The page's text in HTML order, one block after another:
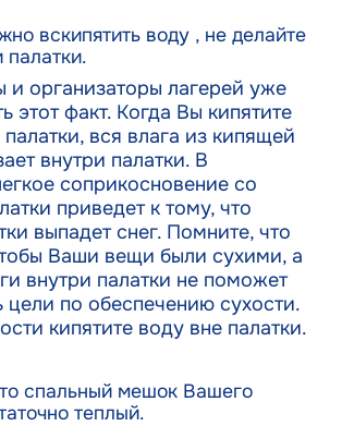
вскипятить воду , не делайте
палатки.
и организаторы лагерей уже
этот факт. Когда Вы кипятите
вся влага из кипящей
внутри палатки. В
соприкосновение со
приведет к тому, что
выпадет снег. Помните, что
Ваши вещи были сухими, а
внутри палатки не поможет
цели по обеспечению сухости.
кипятите воду вне палатки.
спальный мешок Вашего
теплый.